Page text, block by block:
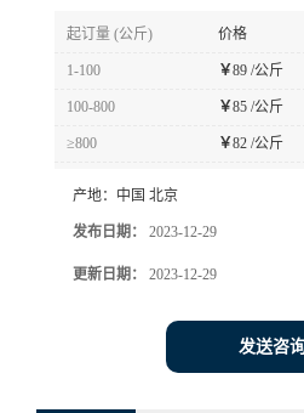
起订量 (公斤) 价格
1-100 ￥89 /公斤
100-800 ￥85 /公斤
≥800 ￥82 /公斤
产地： 中国 北京
发布日期： 2023-12-29
更新日期： 2023-12-29
发送咨